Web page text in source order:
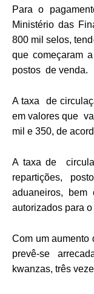
Para o
Ministério das
800 mil selos,
que começaram
postos de venda.
A taxa de
em valores que
mil e 350, de
A taxa de
repartições,
aduaneiros,
autorizados para o
Com um aumento
prevê-se
kwanzas, três